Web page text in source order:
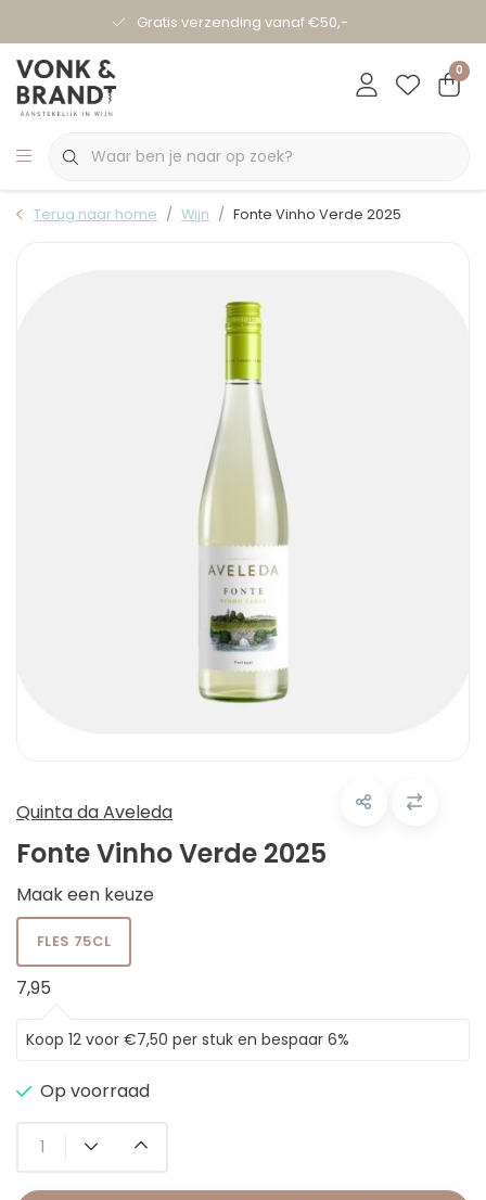
Gratis verzending vanaf €50,-
0
Terug naar home Wijn Fonte Vinho Verde 2025
Quinta da Aveleda
Fonte Vinho Verde 2025
Maak een keuze
FLES 75CL
7,95
Koop 12 voor €7,50 per stuk en bespaar 6%
Op voorraad